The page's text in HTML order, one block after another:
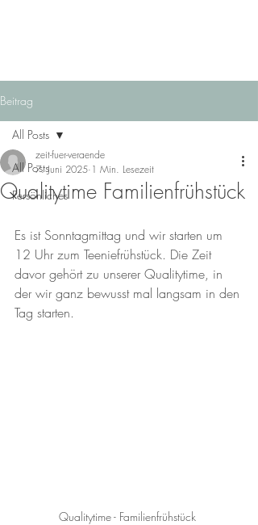
Beitrag
All Posts
Persönliches
All Posts
Qualitytime Familienfrühstück
zeit-fuer-veraende
7. Juni 2025 1 Min. Lesezeit
Es ist Sonntagmittag und wir starten um
12 Uhr zum Teeniefrühstück. Die Zeit
davor gehört zu unserer Qualitytime, in
der wir ganz bewusst mal langsam in den
Tag starten.
Qualitytime - Familienfrühstück